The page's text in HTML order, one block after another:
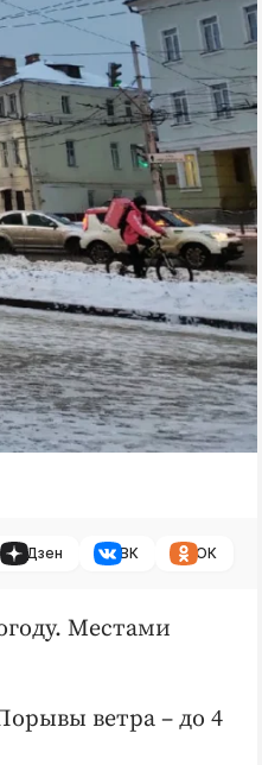
Дзен ВК ОК
Местами
ветра – до 4